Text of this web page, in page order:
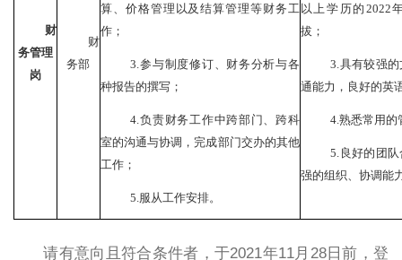
财
务管理
岗
财
务部
算 、价格管理以及结算管理等财务 工
作；
3 .参与制度修订、财务分析与各
种报告的撰写；
4 .负责财务工作中跨部门、跨科
室的沟通与协调，完成部门交办的其他
工作；
5. 服从 工作安排。
以上学历的 2022
拔；
3.具有较强
通能力，良好的英
4.熟悉常用的
5.良好的团
强的组织、协调能
请有意向且符合条件者，于2021年11月28日前，登